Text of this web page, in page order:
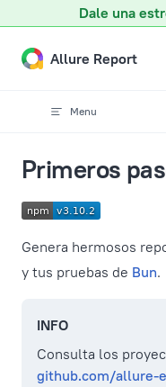
Dale una
Skip to content
Allure Report
Menu
Primeros
Genera hermosos
y tus pruebas de Bun.
INFO
Consulta los
github.com/allure-